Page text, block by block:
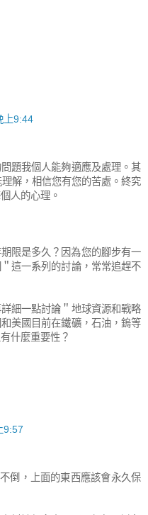
上9:44
題我個人能夠適應及處理。其
解，相信您有您的苦處。終究
人的心理。
限是多久？因為您的腳步有一
這一系列的討論，常常追趕不
細一點討論＂地球資源和戰略
美國目前在鐵礦，石油，鎢等
什麼重要性？
9:57
倒，上面的東西應該會永久保